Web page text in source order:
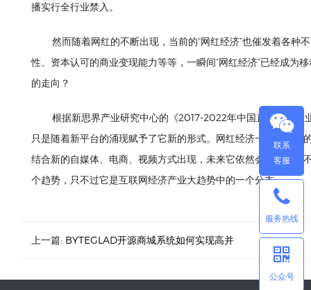
播实行全行业禁入。
然而随着网红的不断出现，当前的“网红经济”也催发着各种
性、资本认可的商业变现能力等等，一瞬间“网红经济”已经成为
的走向？
根据新思界产业研究中心的《2017-2022年中国直播平台
只是随着新平台的涌现赋予了它新的形式。网红经济一开始结
结合新的自媒体、电商、视频方式出现，未来它依然会存在，
个趋势，只不过它是互联网经济产业大趋势中的一个分支。
上一篇: BYTEGLAD开源商城系统如何实现高并
联系
客服
服务热线
公众号